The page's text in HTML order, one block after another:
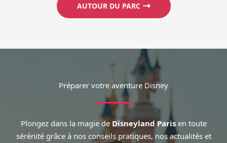
AUTOUR DU PARC
Préparer votre aventure Disney
Plongez dans la magie de Disneyland Parisen toute
sérénité grâce à nos conseils pratiques, nos actualités et